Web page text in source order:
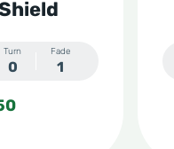
Turn
0
Fade
1